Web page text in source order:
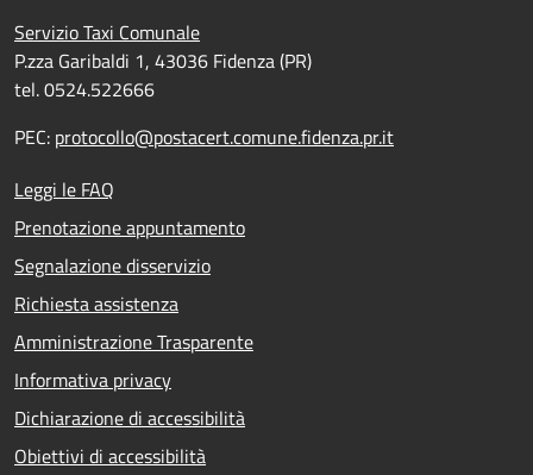
Servizio Taxi Comunale
P.zza Garibaldi 1, 43036 Fidenza (PR)
tel. 0524.522666
PEC: protocollo@postacert.comune.fidenza.pr.it
Leggi le FAQ
Prenotazione appuntamento
Segnalazione disservizio
Richiesta assistenza
Amministrazione Trasparente
Informativa privacy
Dichiarazione di accessibilità
Obiettivi di accessibilità